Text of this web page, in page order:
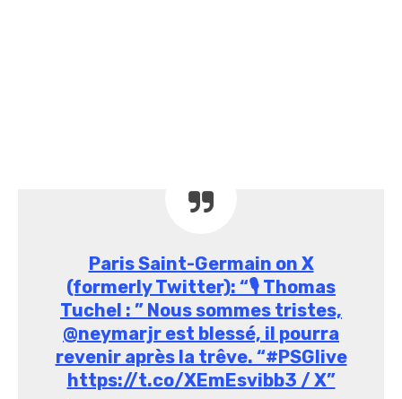
Paris Saint-Germain on X
(formerly Twitter): “🎙️ Thomas
Tuchel : ” Nous sommes tristes,
@neymarjr est blessé, il pourra
revenir après la trêve. “#PSGlive
https://t.co/XEmEsvibb3 / X”